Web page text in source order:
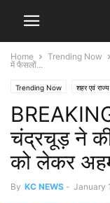
Home Trending Now
में फैसलों...
Trending Now शहर एवं राज्य
चंद्रचूड़ ने
को लेकर
By KC NEWS - January